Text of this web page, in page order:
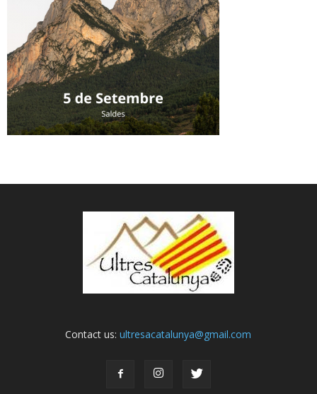
Contact us:ultresacatalunya@gmail.com